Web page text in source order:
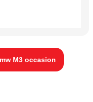
M3 occasion